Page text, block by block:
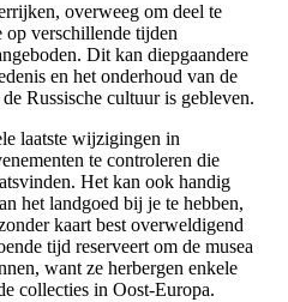
overweeg om deel te
op verschillende tijden
Dit kan diepgaandere
en het onderhoud van de
Russische cultuur is gebleven.
laatste wijzigingen in
te controleren die
Het kan ook handig
het landgoed bij je te hebben,
kaart best overweldigend
tijd reserveert om de musea
want ze herbergen enkele
collecties in Oost-Europa.